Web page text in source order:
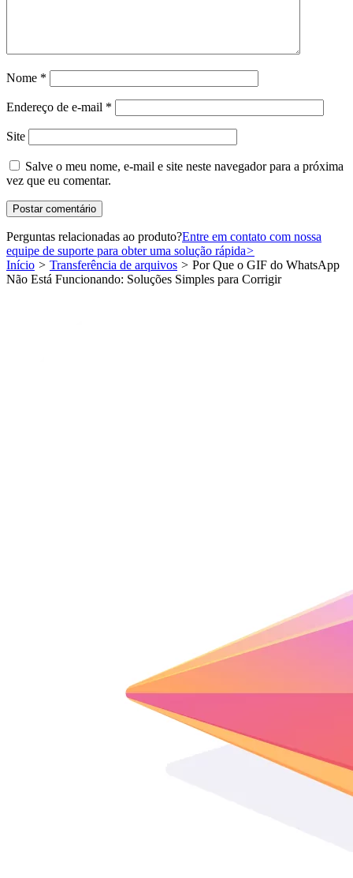
Nome *
Endereço de e-mail *
Site
Salve o meu nome, e-mail e site neste navegador para a próxima
vez que eu comentar.
Perguntas relacionadas ao produto?Entre em contato com nossa
equipe de suporte para obter uma solução rápida>
Início > Transferência de arquivos > Por Que o GIF do WhatsApp
Não Está Funcionando: Soluções Simples para Corrigir